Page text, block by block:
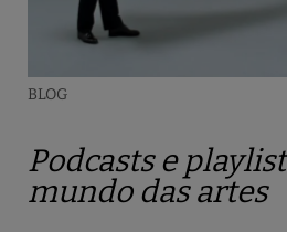
BLOG
Podcasts e
mundo das artes